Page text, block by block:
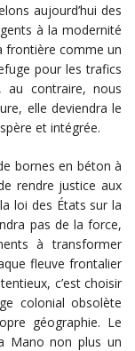
aujourd’hui des
à la modernité
frontière comme un
pour les trafics
au contraire, nous
elle deviendra le
et intégrée.
bornes en béton à
rendre justice aux
loi des États sur la
pas de la force,
à transformer
fleuve frontalier
c’est choisir
colonial obsolète
géographie. Le
Mano non plus un